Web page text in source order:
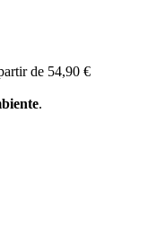
de 54,90 €
.